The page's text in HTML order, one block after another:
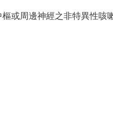
或周邊神經之非特異性咳